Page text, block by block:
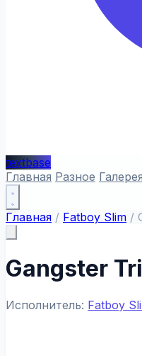
textbase
Главная Разное Галерея
Главная / Fatboy Slim /
Gangster
Исполнитель: Fatboy